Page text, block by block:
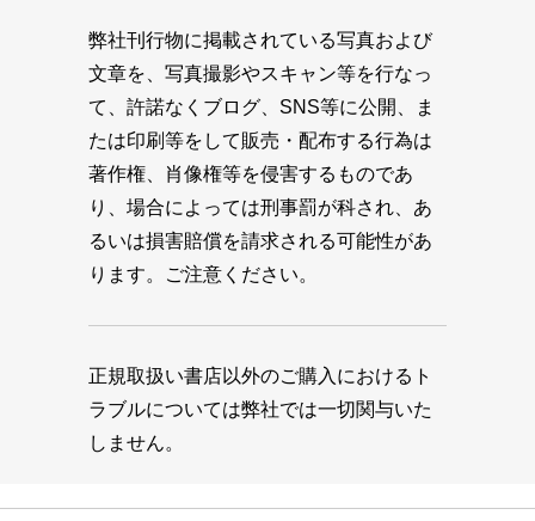
弊社刊行物に掲載されている写真および
文章を、写真撮影やスキャン等を行なっ
て、許諾なくブログ、SNS等に公開、ま
たは印刷等をして販売・配布する行為は
著作権、肖像権等を侵害するものであ
り、場合によっては刑事罰が科され、あ
るいは損害賠償を請求される可能性があ
ります。ご注意ください。
正規取扱い書店以外のご購入におけるト
ラブルについては弊社では一切関与いた
しません。